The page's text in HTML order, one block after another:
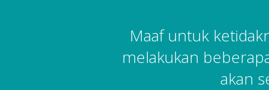
Maaf untuk
melakukan
akan